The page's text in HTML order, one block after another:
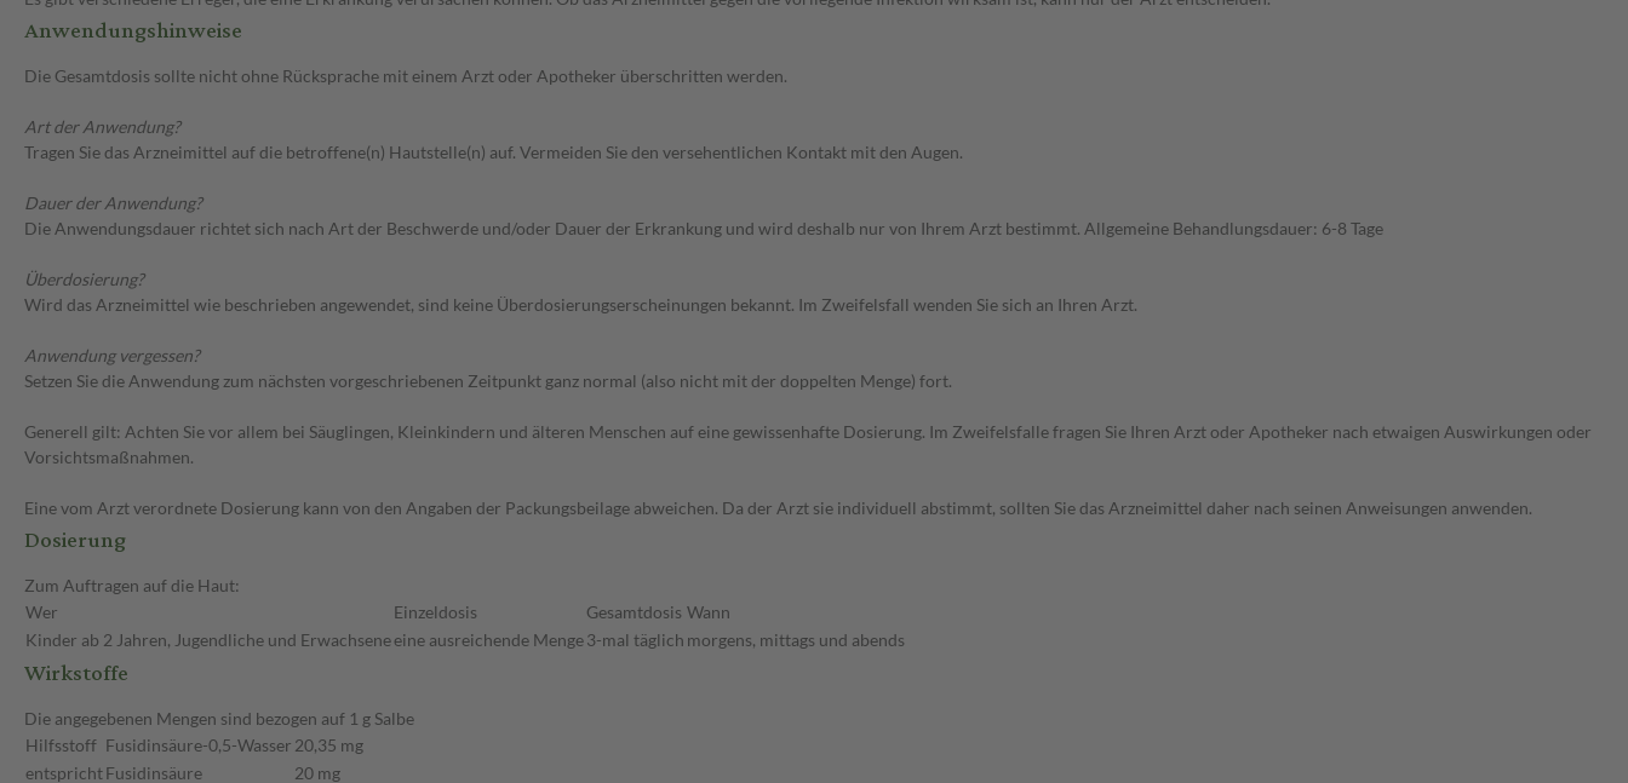
Anwendungshinweise
Die Gesamtdosis sollte nicht ohne Rücksprache mit einem Arzt oder Apotheker überschritten werden.
Art der Anwendung?
Tragen Sie das Arzneimittel auf die betroffene(n) Hautstelle(n) auf. Vermeiden Sie den versehentlichen Kontakt mit den Augen.
Dauer der Anwendung?
Die Anwendungsdauer richtet sich nach Art der Beschwerde und/oder Dauer der Erkrankung und wird deshalb nur von Ihrem Arzt bestimmt. Allgemeine Behandlungsdauer: 6-8 Tage
Überdosierung?
Wird das Arzneimittel wie beschrieben angewendet, sind keine Überdosierungserscheinungen bekannt. Im Zweifelsfall wenden Sie sich an Ihren Arzt.
Anwendung vergessen?
Setzen Sie die Anwendung zum nächsten vorgeschriebenen Zeitpunkt ganz normal (also nicht mit der doppelten Menge) fort.
Generell gilt: Achten Sie vor allem bei Säuglingen, Kleinkindern und älteren Menschen auf eine gewissenhafte Dosierung. Im Zweifelsfalle fragen Sie Ihren Arzt oder Apotheker nach etwaigen Auswirkungen oder
Vorsichtsmaßnahmen.
Eine vom Arzt verordnete Dosierung kann von den Angaben der Packungsbeilage abweichen. Da der Arzt sie individuell abstimmt, sollten Sie das Arzneimittel daher nach seinen Anweisungen anwenden.
Dosierung
Zum Auftragen auf die Haut:
Wer
Einzeldosis Gesamtdosis Wann
Kinder ab 2 Jahren, Jugendliche und Erwachseneeine ausreichende Menge3-mal täglich morgens, mittags und abends
Wirkstoffe
Die angegebenen Mengen sind bezogen auf 1 g Salbe
Hilfsstoff Fusidinsäure-0,5-Wasser 20,35 mg
entsprichtFusidinsäure
20 mg